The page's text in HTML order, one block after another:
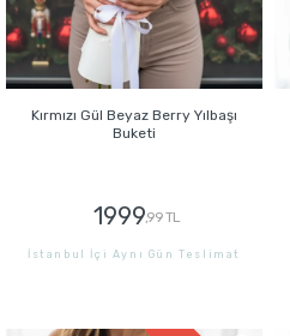
Kırmızı Gül Beyaz Berry Yılbaşı
Buketi
1999,99 TL
İstanbul İçi Aynı Gün Teslimat